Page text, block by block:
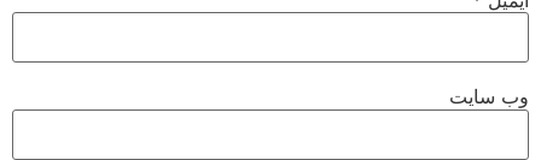
وب‌ سایت